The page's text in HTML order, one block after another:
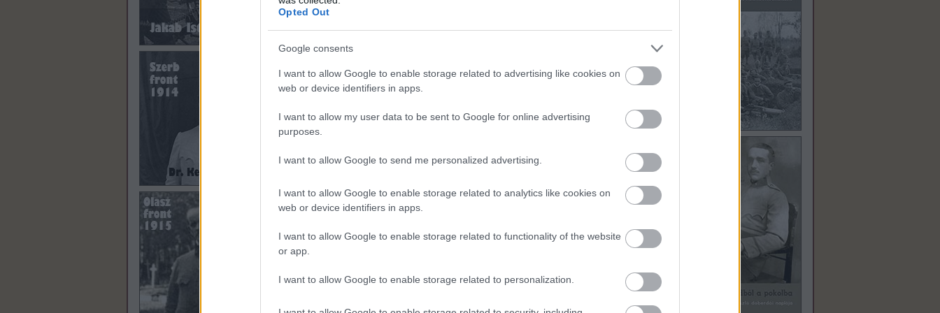
Opted Out
Google consents
I want to allow Google to enable storage related to advertising like cookies on
web or device identifiers in apps.
I want to allow my user data to be sent to Google for online advertising
purposes.
I want to allow Google to send me personalized advertising.
I want to allow Google to enable storage related to analytics like cookies on
web or device identifiers in apps.
I want to allow Google to enable storage related to functionality of the website
or app.
I want to allow Google to enable storage related to personalization.
nyugatra 1915. okt. 2-i tűzrajtaütés és rákövetkező ütközet során különösen azzal tüntette ki magát,
hogy önként jelentkezett arra, hogy a rajvonalig előremegy, ott a sebesülteket a legpusztítóbb
Hősies tettével Kiss Imre a 2. osztályú Ezüst Vitézségi Érmet érdemelte ki, noha felettese az 1.
osztályúra terjesztette fel. Némi elégtételt jelenthetett számára, hogy pont 1915. október 2-án léptették
elő tartalékos egészségügyi zászlóssá. 1917. január 1-jei ranggal tartalékos egészségügyi hadnaggyá
nevezték ki.